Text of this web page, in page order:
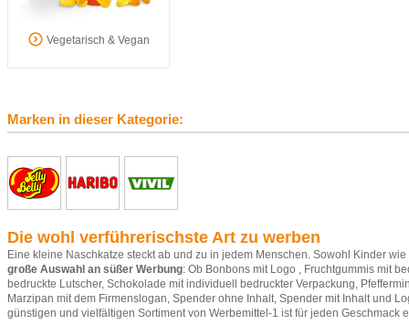
Vegetarisch & Vegan
Marken in dieser Kategorie:
Die wohl verführerischste Art zu werben
Eine kleine Naschkatze steckt ab und zu in jedem Menschen. Sowohl Kinder
große Auswahl an süßer Werbung: Ob Bonbons mit Logo , Fruchtgummis mit
bedruckte Lutscher, Schokolade mit individuell bedruckter Verpackung,
Marzipan mit dem Firmenslogan, Spender ohne Inhalt, Spender mit Inhalt und
günstigen und vielfältigen Sortiment von Werbemittel-1 ist für jeden Geschmack